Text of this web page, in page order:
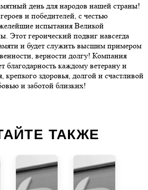
день для народов нашей страны!
и победителей, с честью
испытания Великой
Этот героический подвиг навсегда
и будет служить высшим примером
верности долгу! Компания
благодарность каждому ветерану и
крепкого здоровья, долгой и счастливой
и заботой близких!
ТАКЖЕ